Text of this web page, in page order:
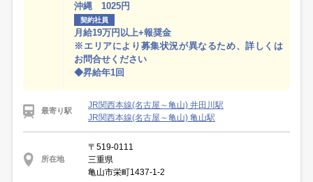
沖縄 1025円
契約社員
月給19万円以上+報奨金
※エリアにより募集状況が異なるため、詳しくは
お問合せください
◆昇給年1回
最寄り駅
JR関西本線(名古屋～亀山) 井田川駅
JR関西本線(名古屋～亀山) 亀山駅
所在地
〒519-0111
三重県
亀山市栄町1437-1-2